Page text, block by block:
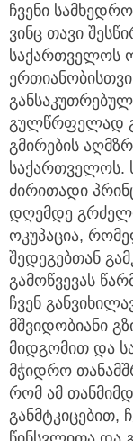
ჩვენი
ვინც თავი
საქართველოს
გულწრფელად
გმირების
საქართველოს.
ძირითადი
დღემდე
ოკუპაცია,
შედეგებთან
გამოწვევას
ჩვენ
მშვიდობიანი
მიდგომით და
მჭიდრო
რომ ამ
განმტკიცებით,